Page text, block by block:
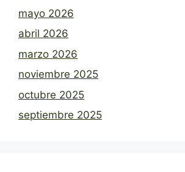
mayo 2026
abril 2026
marzo 2026
noviembre 2025
octubre 2025
septiembre 2025